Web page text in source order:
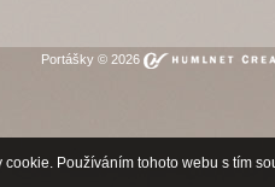
Portášky © 2026
Používáním tohoto webu s tím